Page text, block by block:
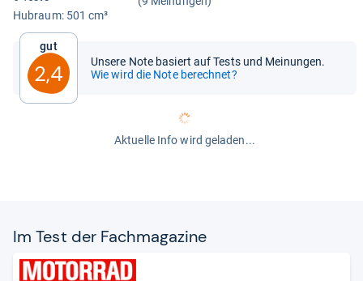
Hub­raum: 501 cm³
Gut
2,4
Unsere Note basiert auf Tests und Meinungen.
Wie wird die Note berechnet?
Aktuelle Info wird geladen...
Im Test der Fach­ma­ga­zine